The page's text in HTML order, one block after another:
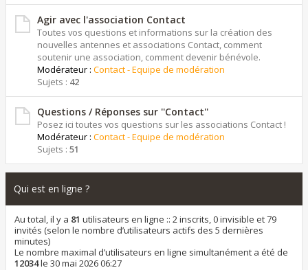
Agir avec l'association Contact
Toutes vos questions et informations sur la création des
nouvelles antennes et associations Contact, comment
soutenir une association, comment devenir bénévole.
Modérateur : Contact - Equipe de modération
Sujets : 42
Questions / Réponses sur ''Contact''
Posez ici toutes vos questions sur les associations Contact !
Modérateur : Contact - Equipe de modération
Sujets : 51
Qui est en ligne ?
Au total, il y a 81 utilisateurs en ligne :: 2 inscrits, 0 invisible et 79
invités (selon le nombre d’utilisateurs actifs des 5 dernières
minutes)
Le nombre maximal d’utilisateurs en ligne simultanément a été de
12034le 30 mai 2026 06:27